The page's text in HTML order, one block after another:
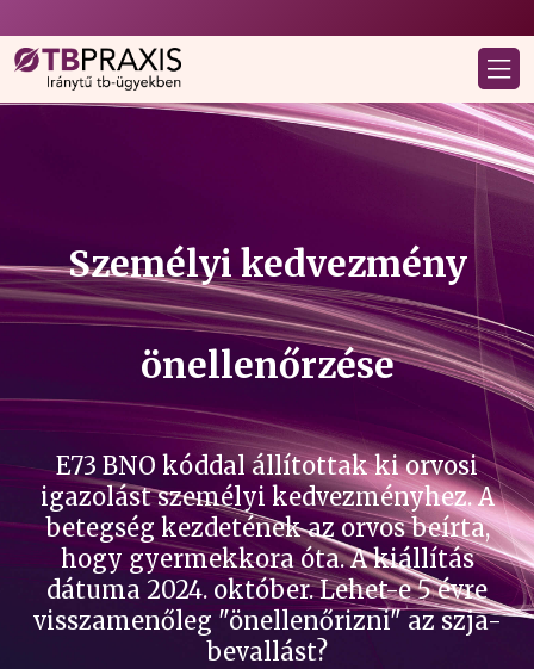
Személyi kedvezmény
önellenőrzése
E73 BNO kóddal állítottak ki orvosi
igazolást személyi kedvezményhez. A
betegség kezdetének az orvos beírta,
hogy gyermekkora óta. A kiállítás
dátuma 2024. október. Lehet-e 5 évre
visszamenőleg "önellenőrizni" az szja-
bevallást?